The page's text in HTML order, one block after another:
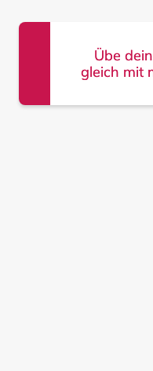
Übe
gleich mit